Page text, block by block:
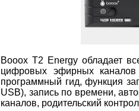
Вооох Т2 Energy обладает
цифровых эфирных
программный гид, функция
USB), запись по времени,
каналов, родительский